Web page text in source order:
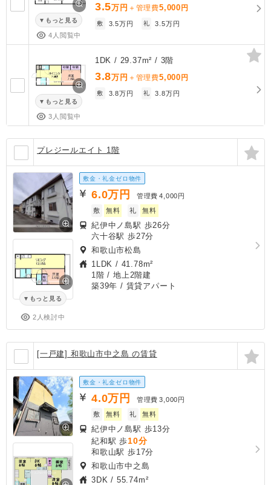
もっと見る
4人閲覧中
3.5万円 ＋管理費5,000 円
敷 3.5万円 礼 3.5万円
もっと見る
3人閲覧中
1DK / 29.37m² / 3階
3.8万円 ＋管理費5,000 円
敷 3.8万円 礼 3.8万円
プレジールエイト 1階
もっと見る
2人検討中
敷金・礼金ゼロ物件
6.0万円 管理費 4,000円
敷
無料 礼 無料
紀伊中ノ島駅 歩26分
六十谷駅 歩27分
和歌山市松島
1LDK / 41.78m²
1階 / 地上2階建
築39年 / 賃貸アパート
[一戸建] 和歌山市中之島 の賃貸
敷金・礼金ゼロ物件
4.0万円 管理費 3,000円
敷
無料 礼 無料
紀伊中ノ島駅 歩13分
紀和駅 歩10分
和歌山駅 歩17分
和歌山市中之島
3DK / 55.74m²